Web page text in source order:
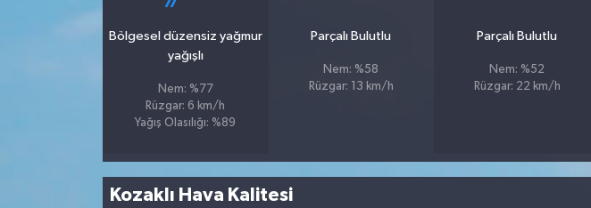
Bölgesel düzensiz yağmur
yağışlı
Nem: %77
Rüzgar: 6 km/h
Yağış Olasılığı: %89
Parçalı Bulutlu
Nem: %58
Rüzgar: 13 km/h
Parçalı Bulutlu
Nem: %52
Rüzgar: 22 km/h
Kozaklı Hava Kalitesi